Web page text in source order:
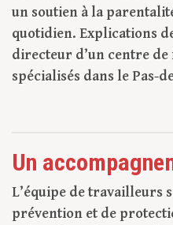
un soutien à la
quotidien. Explications
directeur d’un centre
spécialisés dans le Pas-
Un
L’équipe de travailleurs
prévention et de